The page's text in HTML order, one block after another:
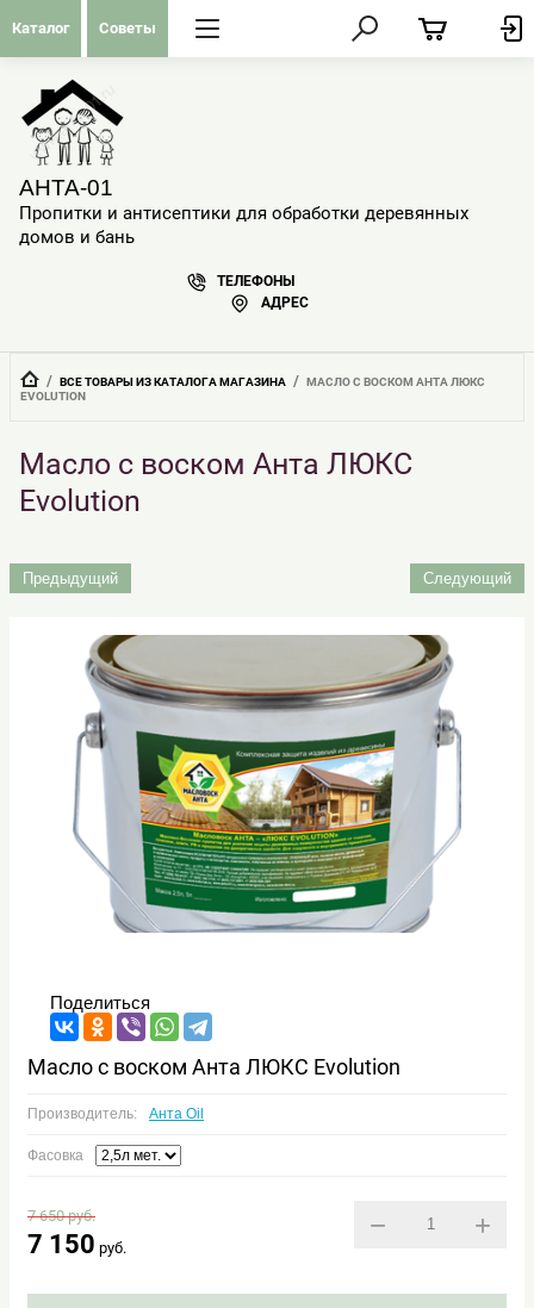
Каталог Советы
АНТА-01
Пропитки и антисептики для обработки деревянных
домов и бань
ТЕЛЕФОНЫ
АДРЕС
  /
ВСЕ ТОВАРЫ ИЗ КАТАЛОГА МАГАЗИНА
  /
МАСЛО С ВОСКОМ АНТА ЛЮКС
EVOLUTION
Масло с воском Анта ЛЮКС
Evolution
Предыдущий Следующий
Поделиться
Масло с воском Анта ЛЮКС Evolution
Производитель: Анта Oil
Фасовка
7 650руб.
7 150 руб.
− +